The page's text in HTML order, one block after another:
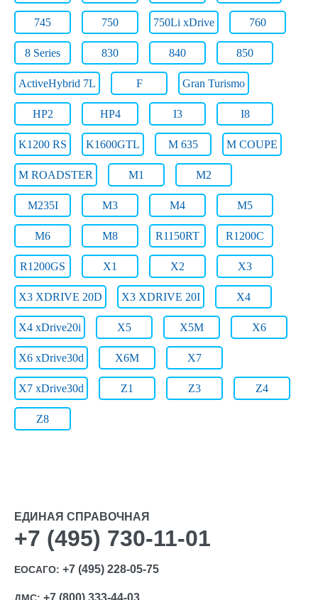
745 750 750Li xDrive 760
8 Series 830 840 850
ActiveHybrid 7L F Gran Turismo
HP2 HP4 I3 I8
K1200 RS K1600GTL M 635 M COUPE
M ROADSTER M1 M2
M235I M3 M4 M5
M6 M8 R1150RT R1200C
R1200GS X1 X2 X3
X3 XDRIVE 20D X3 XDRIVE 20I X4
X4 xDrive20i X5 X5M X6
X6 xDrive30d X6M X7
X7 xDrive30d Z1 Z3 Z4
Z8
ЕДИНАЯ СПРАВОЧНАЯ
+7 (495) 730-11-01
ЕОСАГО: +7 (495) 228-05-75
+7 (800) 333-44-03